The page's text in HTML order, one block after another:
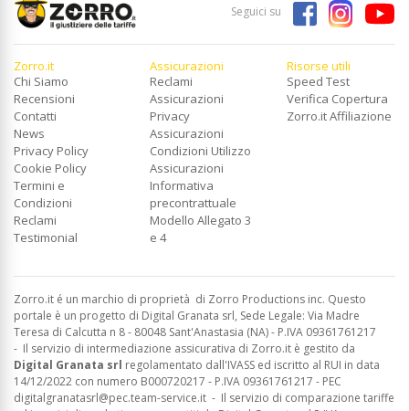
Seguici su
Zorro.it
Chi Siamo
Recensioni
Contatti
News
Privacy Policy
Cookie Policy
Termini e
Condizioni
Reclami
Testimonial
Assicurazioni
Reclami
Assicurazioni
Privacy
Assicurazioni
Condizioni Utilizzo
Assicurazioni
Informativa
precontrattuale
Modello Allegato 3
e 4
Risorse utili
Speed Test
Verifica Copertura
Zorro.it Affiliazione
Zorro.it é un marchio di proprietà di Zorro Productions inc. Questo
portale è un progetto di Digital Granata srl, Sede Legale: Via Madre
Teresa di Calcutta n 8 - 80048 Sant'Anastasia (NA) - P.IVA 09361761217
- Il servizio di intermediazione assicurativa di Zorro.it è gestito da
Digital Granata srl regolamentato dall'IVASS ed iscritto al RUI in data
14/12/2022 con numero B000720217 - P.IVA 09361761217 - PEC
digitalgranatasrl@pec.team-service.it - Il servizio di comparazione tariffe